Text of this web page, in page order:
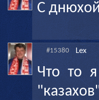
С
#15380 Lex
Что то